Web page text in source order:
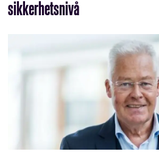
sikkerhetsnivå